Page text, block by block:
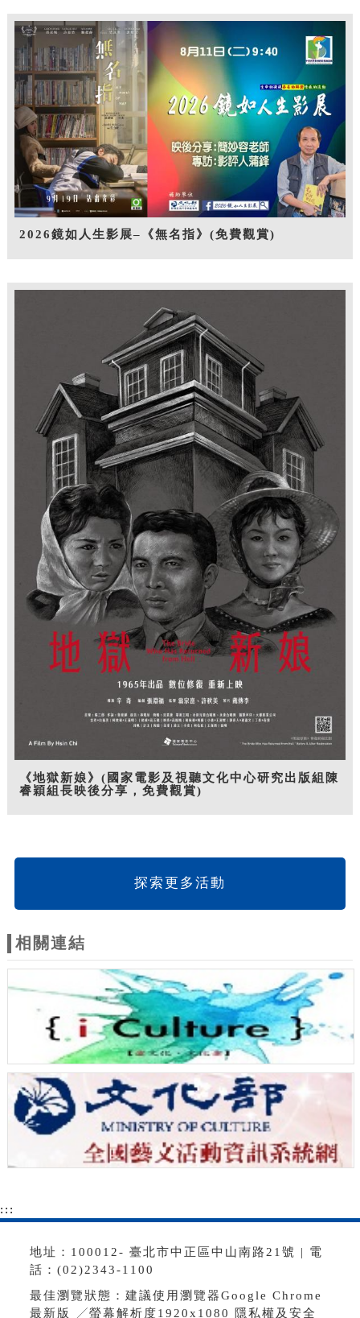
2026鏡如人生影展–《無名指》(免費觀賞)
《地獄新娘》(國家電影及視聽文化中心研究出版組陳
睿穎組長映後分享，免費觀賞)
探索更多活動
相關連結
:::
地址：100012- 臺北市中正區中山南路21號 | 電
話：(02)2343-1100
最佳瀏覽狀態：建議使用瀏覽器Google Chrome
最新版 ╱螢幕解析度1920x1080 隱私權及安全